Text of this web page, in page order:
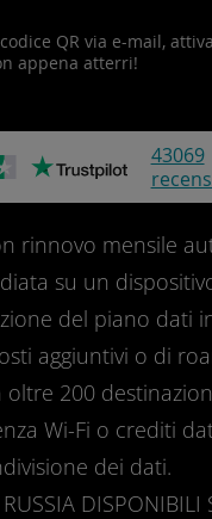
QR via e-mail,
appena atterri!
43069
rinnovo mensile
su un
del piano dati
aggiuntivi o di
oltre 200
Wi-Fi o crediti
dei dati.